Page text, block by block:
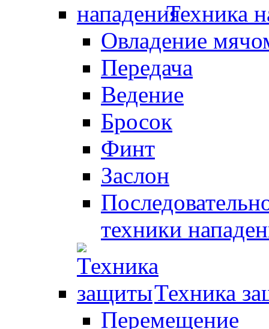
Техника
Овладение
Передача
Ведение
Бросок
Финт
Заслон
техники
Техника
Перемещение